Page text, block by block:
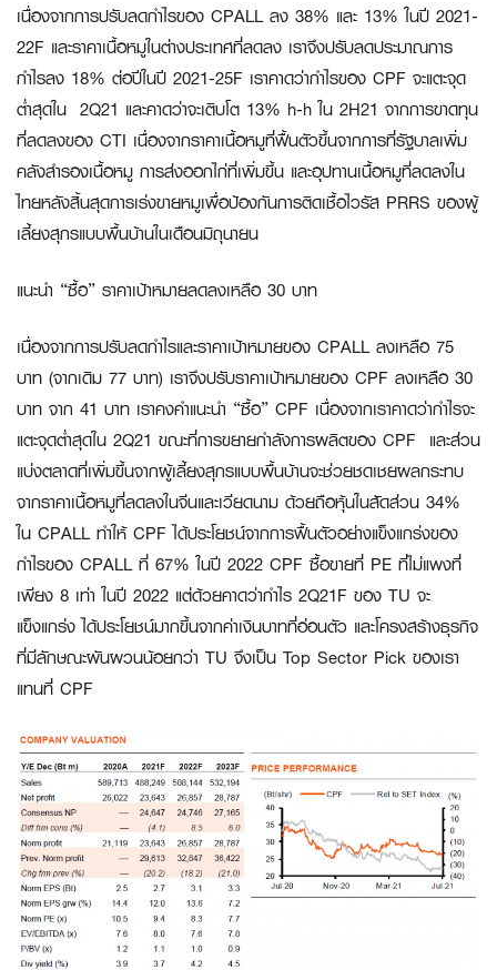
เนื่องจากการปรับลดกำไรของ CPALL ลง 38% และ 13% ในปี 2021-
22F และราคาเนื้อหมูในต่างประเทศที่ลดลง เราจึงปรับลดประมาณการ
กำไรลง 18% ต่อปีในปี 2021-25F เราคาดว่ากำไรของ CPF จะแตะจุด
ต่ำสุดใน 2Q21 และคาดว่าจะเติบโต 13% h-h ใน 2H21 จากการขาดทุน
ที่ลดลงของ CTI เนื่องจากราคาเนื้อหมูที่ฟื้นตัวขึ้นจากการที่รัฐบาลเพิ่ม
คลังสำรองเนื้อหมู การส่งออกไก่ที่เพิ่มขึ้น และอุปทานเนื้อหมูที่ลดลงใน
ไทยหลังสิ้นสุดการเร่งขายหมูเพื่อป้องกันการติดเชื้อไวรัส PRRS ของผู้
เลี้ยงสุกรแบบพื้นบ้านในเดือนมิถุนายน
แนะนำ “ซื้อ” ราคาเป้าหมายลดลงเหลือ 30 บาท
เนื่องจากการปรับลดกำไรและราคาเป้าหมายของ CPALL ลงเหลือ 75
บาท (จากเดิม 77 บาท) เราจึงปรับราคาเป้าหมายของ CPF ลงเหลือ 30
บาท จาก 41 บาท เราคงคำแนะนำ “ซื้อ” CPF เนื่องจากเราคาดว่ากำไรจะ
แตะจุดต่ำสุดใน 2Q21 ขณะที่การขยายกำลังการผลิตของ CPF และส่วน
แบ่งตลาดที่เพิ่มขึ้นจากผู้เลี้ยงสุกรแบบพื้นบ้านจะช่วยชดเชยผลกระทบ
จากราคาเนื้อหมูที่ลดลงในจีนและเวียดนาม ด้วยถือหุ้นในสัดส่วน 34%
ใน CPALL ทำให้ CPF ได้ประโยชน์จากการฟื้นตัวอย่างแข็งแกร่งของ
กำไรของ CPALL ที่ 67% ในปี 2022 CPF ซื้อขายที่ PE ที่ไม่แพงที่
เพียง 8 เท่า ในปี 2022 แต่ด้วยคาดว่ากำไร 2Q21F ของ TU จะ
แข็งแกร่ง ได้ประโยชน์มากขึ้นจากค่าเงินบาทที่อ่อนตัว และโครงสร้างธุรกิจ
ที่มีลักษณะผันผวนน้อยกว่า TU จึงเป็น Top Sector Pick ของเรา
แทนที่ CPF